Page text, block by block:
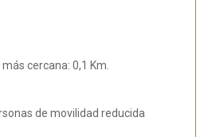
cercana: 0,1 Km.
de movilidad reducida